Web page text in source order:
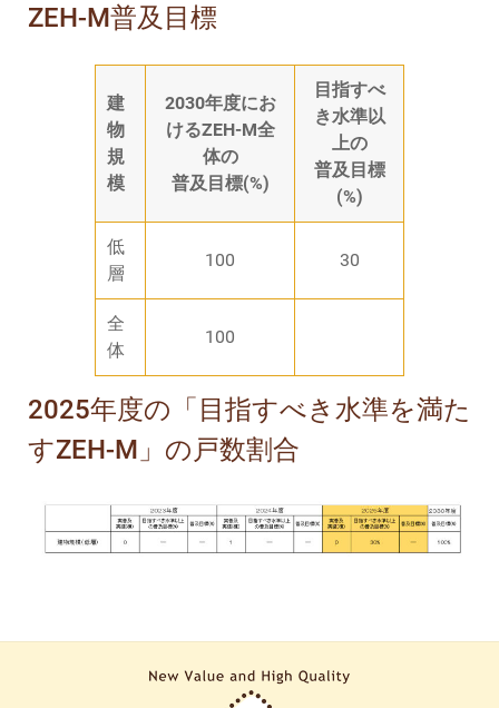
ZEH-M普及目標
建
物
規
模
2030年度にお
けるZEH-M全
体の
普及目標(%)
目指すべ
き水準以
上の
普及目標
(%)
低
層
100 30
全
体
100
2025年度の「目指すべき水準を満た
すZEH-M」の戸数割合